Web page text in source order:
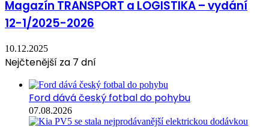
Magazín TRANSPORT a LOGISTIKA – vydání
12-1/2025-2026
10.12.2025
Nejčtenější za 7 dní
Ford dává český fotbal do pohybu
07.08.2026